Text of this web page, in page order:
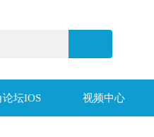
论坛IOS 视频中心